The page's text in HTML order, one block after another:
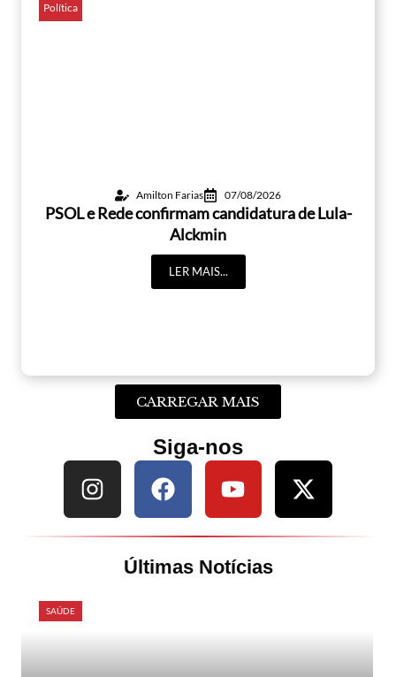
Política
Amilton Farias 07/08/2026
PSOL e Rede confirmam candidatura de Lula-
Alckmin
LER MAIS...
CARREGAR MAIS
Siga-nos
Últimas Notícias
SAÚDE